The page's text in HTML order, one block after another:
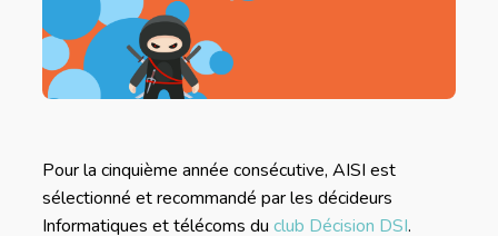
Pour la cinquième année consécutive, AISI est
sélectionné et recommandé par les décideurs
Informatiques et télécoms duclub Décision DSI.